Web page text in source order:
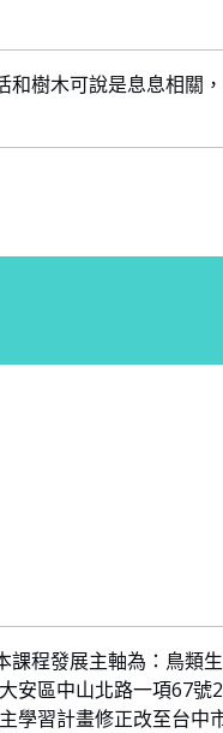
樹木可說是息息相關
程發展主軸為：鳥類
安區中山北路一項67號
學習計畫修正改至台中